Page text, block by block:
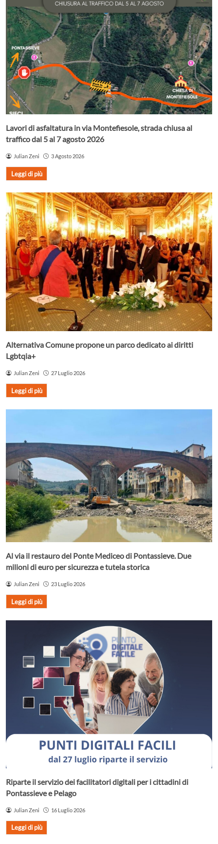
Lavori di asfaltatura in via Montefiesole, strada chiusa al
traffico dal 5 al 7 agosto 2026
Julian Zeni 3 Agosto 2026
Leggi di più
Alternativa Comune propone un parco dedicato ai diritti
Lgbtqia+
Julian Zeni 27 Luglio 2026
Leggi di più
Al via il restauro del Ponte Mediceo di Pontassieve. Due
milioni di euro per sicurezza e tutela storica
Julian Zeni 23 Luglio 2026
Leggi di più
Riparte il servizio dei facilitatori digitali per i cittadini di
Pontassieve e Pelago
Julian Zeni 16 Luglio 2026
Leggi di più